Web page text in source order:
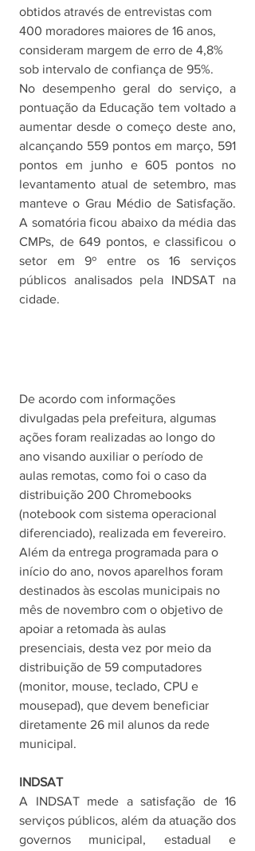
obtidos através de entrevistas com
400 moradores maiores de 16 anos,
consideram margem de erro de 4,8%
sob intervalo de confiança de 95%.
No desempenho geral do serviço, a
pontuação da Educação tem voltado a
aumentar desde o começo deste ano,
alcançando 559 pontos em março, 591
pontos em junho e 605 pontos no
levantamento atual de setembro, mas
manteve o Grau Médio de Satisfação.
A somatória ficou abaixo da média das
CMPs, de 649 pontos, e classificou o
setor em 9º entre os 16 serviços
públicos analisados pela INDSAT na
cidade.
De acordo com informações
divulgadas pela prefeitura, algumas
ações foram realizadas ao longo do
ano visando auxiliar o período de
aulas remotas, como foi o caso da
distribuição 200 Chromebooks
(notebook com sistema operacional
diferenciado), realizada em fevereiro.
Além da entrega programada para o
início do ano, novos aparelhos foram
destinados às escolas municipais no
mês de novembro com o objetivo de
apoiar a retomada às aulas
presenciais, desta vez por meio da
distribuição de 59 computadores
(monitor, mouse, teclado, CPU e
mousepad), que devem beneficiar
diretamente 26 mil alunos da rede
municipal.
INDSAT
A INDSAT mede a satisfação de 16
serviços públicos, além da atuação dos
governos municipal, estadual e